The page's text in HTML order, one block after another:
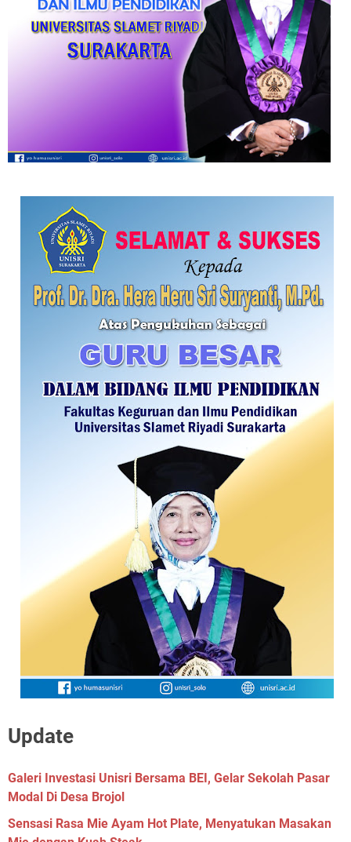
Update
Galeri Investasi Unisri Bersama BEI, Gelar Sekolah Pasar
Modal Di Desa Brojol
Sensasi Rasa Mie Ayam Hot Plate, Menyatukan Masakan